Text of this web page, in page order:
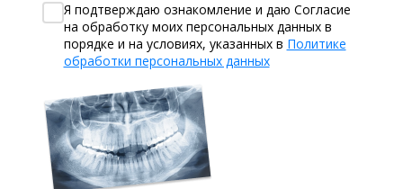
Я подтверждаю ознакомление и даю Согласие
на обработку моих персональных данных в
порядке и на условиях, указанных в Политике
обработки персональных данных